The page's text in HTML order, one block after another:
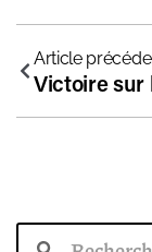
Article